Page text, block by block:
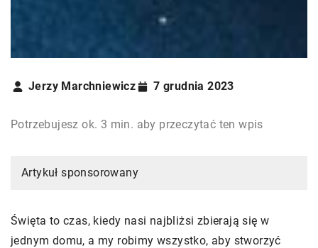
Jerzy Marchniewicz 7 grudnia 2023
Potrzebujesz ok. 3 min. aby przeczytać ten wpis
Artykuł sponsorowany
Święta to czas, kiedy nasi najbliżsi zbierają się w
jednym domu, a my robimy wszystko, aby stworzyć